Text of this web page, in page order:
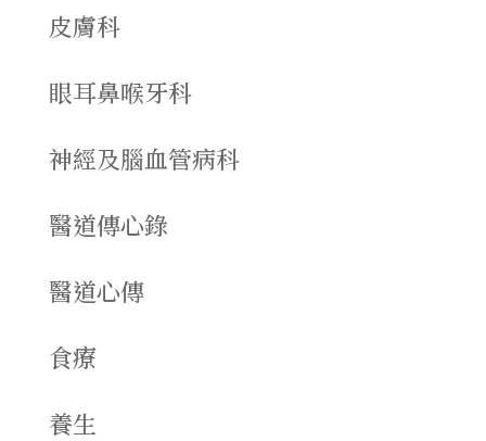
皮膚科
眼耳鼻喉牙科
神經及腦血管病科
醫道傳心錄
醫道心傳
食療
養生